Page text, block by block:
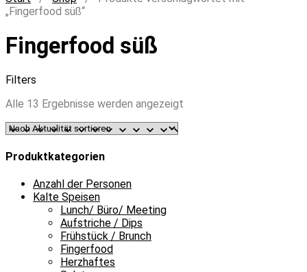
„Fingerfood süß“
Fingerfood süß
Filters
Alle 13 Ergebnisse werden angezeigt
Produktkategorien
Anzahl der Personen
Kalte Speisen
Lunch/ Büro/ Meeting
Aufstriche / Dips
Frühstück / Brunch
Fingerfood
Herzhaftes